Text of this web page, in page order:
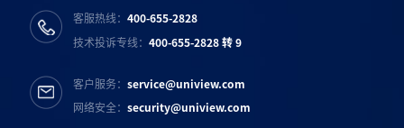
客服热线：400-655-2828
技术投诉专线：400-655-2828 转 9
客户服务：service@uniview.com
网络安全：security@uniview.com